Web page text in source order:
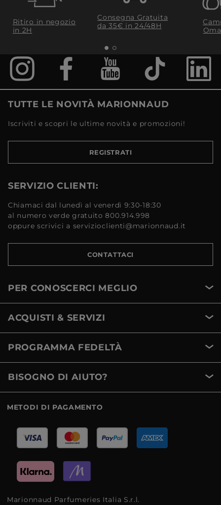
Ritiro in negozio
in 2H
Consegna Gratuita
da 35€​ in 24/48H
TUTTE LE NOVITÀ MARIONNAUD
Iscriviti e scopri le ultime novità e promozioni!
REGISTRATI
SERVIZIO CLIENTI:
Chiamaci dal lunedì al venerdì 9:30-18:30
al numero verde gratuito 800.914.998
oppure scrivici a servizioclienti@marionnaud.it
CONTATTACI
PER CONOSCERCI MEGLIO
ACQUISTI & SERVIZI
PROGRAMMA FEDELTÀ
BISOGNO DI AIUTO?
METODI DI PAGAMENTO
Marionnaud Parfumeries Italia S.r.l.